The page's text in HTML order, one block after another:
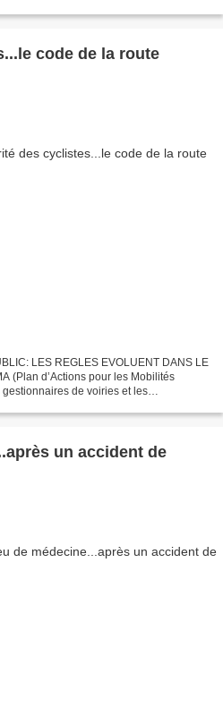
code de la route
LES REGLES EVOLUENT DANS LE
(Plan d’Actions pour les Mobilités
de voiries et les
un accident de